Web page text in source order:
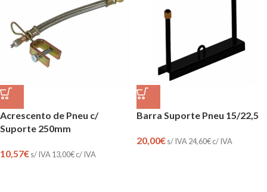
Acrescento de Pneu c/
Suporte 250mm
10,57€s/ IVA 13,00€c/ IVA
Barra Suporte Pneu 15/22,5
20,00€s/ IVA 24,60€c/ IVA